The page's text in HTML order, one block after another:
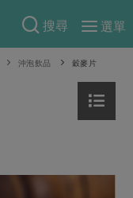
搜尋
選單
沖泡飲品 穀麥片